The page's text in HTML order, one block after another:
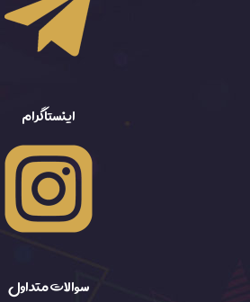
اینستاگرام
سوالات متداول